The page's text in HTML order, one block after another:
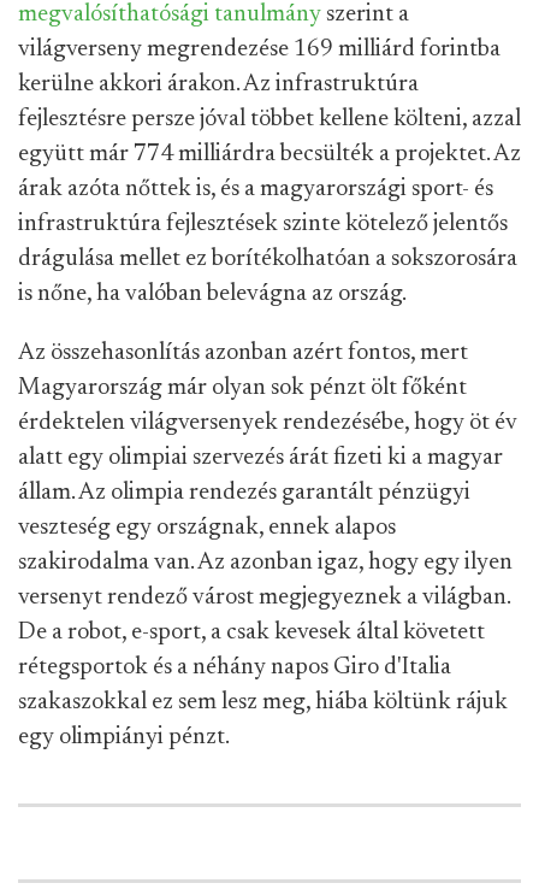
megvalósíthatósági tanulmány szerint a
világverseny megrendezése 169 milliárd forintba
kerülne akkori árakon. Az infrastruktúra
fejlesztésre persze jóval többet kellene költeni, azzal
együtt már 774 milliárdra becsülték a projektet. Az
árak azóta nőttek is, és a magyarországi sport- és
infrastruktúra fejlesztések szinte kötelező jelentős
drágulása mellet ez borítékolhatóan a sokszorosára
is nőne, ha valóban belevágna az ország.
Az összehasonlítás azonban azért fontos, mert
Magyarország már olyan sok pénzt ölt főként
érdektelen világversenyek rendezésébe, hogy öt év
alatt egy olimpiai szervezés árát fizeti ki a magyar
állam. Az olimpia rendezés garantált pénzügyi
veszteség egy országnak, ennek alapos
szakirodalma van. Az azonban igaz, hogy egy ilyen
versenyt rendező várost megjegyeznek a világban.
De a robot, e-sport, a csak kevesek által követett
rétegsportok és a néhány napos Giro d'Italia
szakaszokkal ez sem lesz meg, hiába költünk rájuk
egy olimpiányi pénzt.